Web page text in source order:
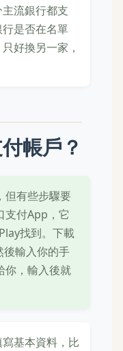
流銀行都支
是否在名單
好換另一家，
帳戶？
但有些步驟要
支付App，它
找到。下載
輸入你的手
你，輸入後就
基本資料，比